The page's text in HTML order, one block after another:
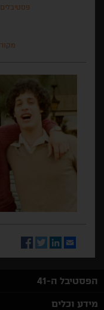
פסטיבלים
מקור
Email
LinkedIn
Twitter
Facebook
הפסטיבל ה-41
מידע וכלים